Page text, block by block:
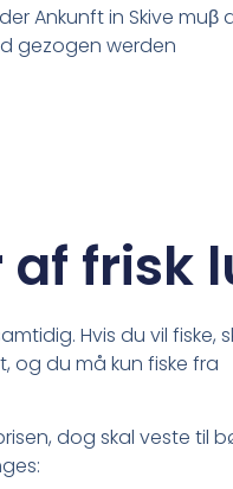
Ankunft in Skive muβ
gezogen werden
frisk
Hvis du vil fiske,
og du må kun fiske fra
dog skal veste til